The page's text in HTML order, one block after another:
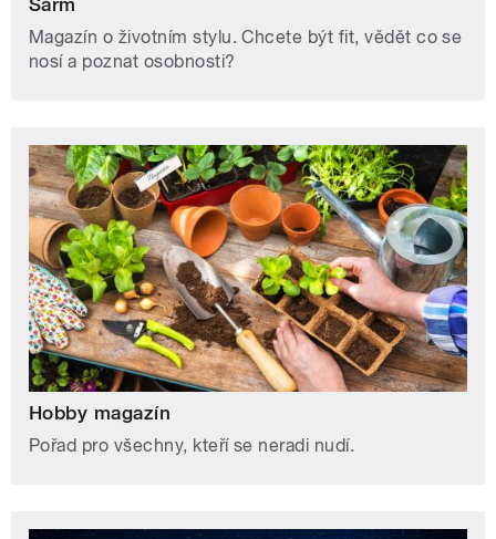
Magazín o životním stylu. Chcete být fit, vědět co se
nosí a poznat osobnosti?
Hobby magazín
Pořad pro všechny, kteří se neradi nudí.